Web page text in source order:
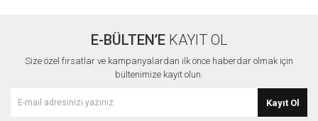
E-BÜLTEN’EKAYIT OL
Size özel fırsatlar ve kampanyalardan ilk önce haberdar olmak için
bültenimize kayıt olun.
Kayıt Ol